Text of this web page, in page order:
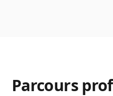
Parcours